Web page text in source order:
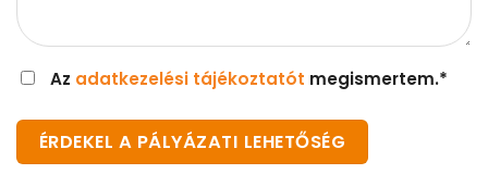
Az adatkezelési tájékoztatót megismertem.*